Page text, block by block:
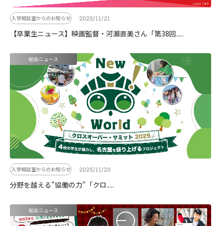
入学相談室からのお知らせ 2025/11/21
【卒業生ニュース】映画監督・河瀨直美さん「第38回.....
総合ニュース
入学相談室からのお知らせ 2025/11/20
分野を越える"協働の力"「クロ.....
総合ニュース